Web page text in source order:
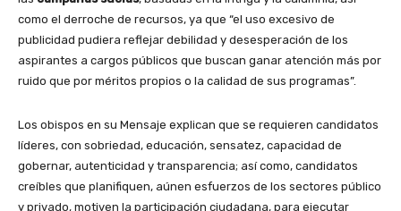
como el derroche de recursos, ya que “el uso excesivo de
publicidad pudiera reflejar debilidad y desesperación de los
aspirantes a cargos públicos que buscan ganar atención más por
ruido que por méritos propios o la calidad de sus programas”.
Los obispos en su Mensaje explican que se requieren candidatos
líderes, con sobriedad, educación, sensatez, capacidad de
gobernar, autenticidad y transparencia; así como, candidatos
creíbles que planifiquen, aúnen esfuerzos de los sectores público
y privado, motiven la participación ciudadana, para ejecutar